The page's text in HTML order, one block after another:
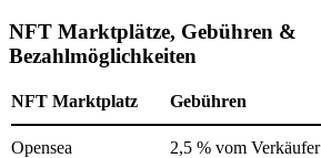
NFT Marktplätze, Gebühren &
Bezahlmöglichkeiten
NFT Marktplatz Gebühren
Opensea 2,5 % vom Verkäufer